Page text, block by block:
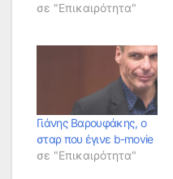
σε "Επικαιρότητα"
Γιάνης Βαρουφάκης, ο
σταρ που έγινε b-movie
σε "Επικαιρότητα"